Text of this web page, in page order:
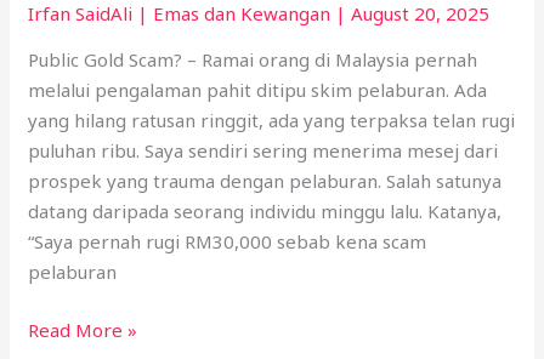
Irfan SaidAli | Emas dan Kewangan |August 20, 2025
Public Gold Scam? – Ramai orang di Malaysia pernah
melalui pengalaman pahit ditipu skim pelaburan. Ada
yang hilang ratusan ringgit, ada yang terpaksa telan rugi
puluhan ribu. Saya sendiri sering menerima mesej dari
prospek yang trauma dengan pelaburan. Salah satunya
datang daripada seorang individu minggu lalu. Katanya,
“Saya pernah rugi RM30,000 sebab kena scam
pelaburan
Read More »